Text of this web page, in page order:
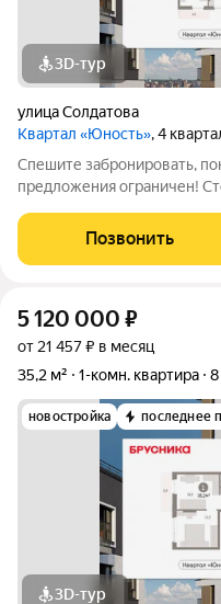
3D-тур
улица Солдатова
Квартал «Юность», 4
Спешите забронировать,
предложения ограничен!
вам все подробно
предчистовой отделкой в ЖК
Позвонить
5 120 000 ₽
от 21 457 ₽ в месяц
35,2 м²
1-комн. квартира 8
новостройка последнее
3D-тур